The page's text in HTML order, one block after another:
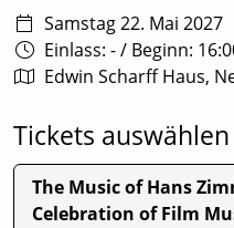
Samstag 22. Mai 2027
Einlass: -/ Beginn:
Edwin Scharff Haus,
Tickets auswählen
The Music of Hans
Celebration of Film